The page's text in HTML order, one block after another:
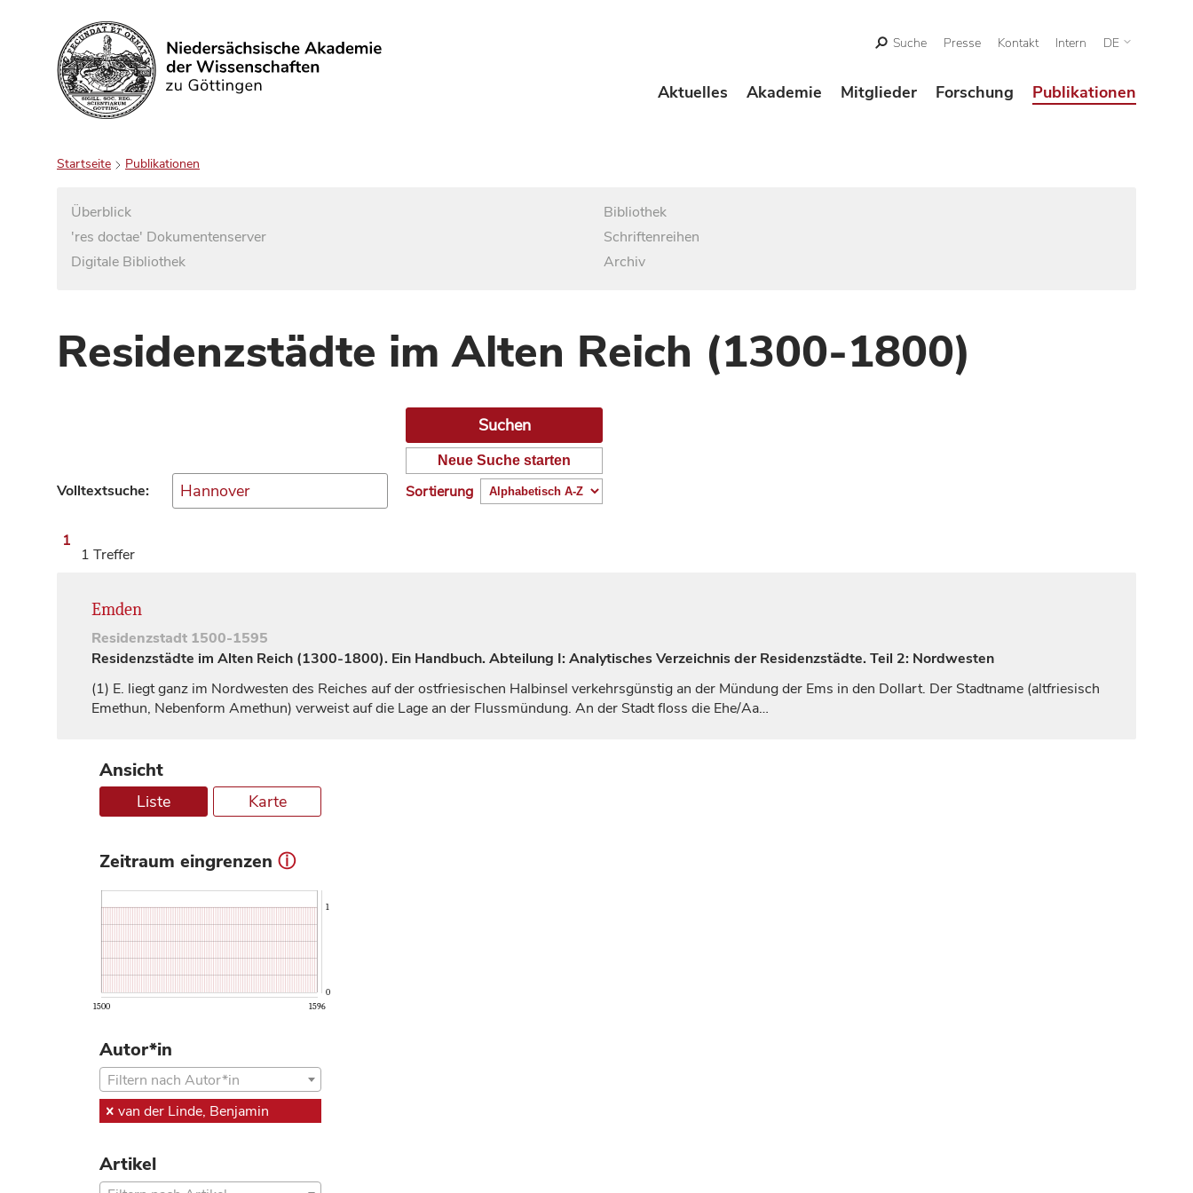
Suchen
Suche Presse Kontakt Intern DE
Aktuelles Akademie Mitglieder Forschung Publikationen
Startseite Publikationen
Überblick
'res doctae' Dokumentenserver
Digitale Bibliothek
Bibliothek
Schriftenreihen
Archiv
Residenzstädte im Alten Reich (1300-1800)
Volltextsuche:
Neue Suche starten
Sortierung
1
1 Treffer
Emden
Residenzstadt 1500-1595
Residenzstädte im Alten Reich (1300-1800). Ein Handbuch. Abteilung I: Analytisches Verzeichnis der Residenzstädte. Teil 2: Nordwesten
(1) E. liegt ganz im Nordwesten des Reiches auf der ostfriesischen Halbinsel verkehrsgünstig an der Mündung der Ems in den Dollart. Der Stadtname (altfriesisch
Emethun, Nebenform Amethun) verweist auf die Lage an der Flussmündung. An der Stadt floss die Ehe/Aa…
Ansicht
Liste Karte
Zeitraum eingrenzen ⓘ
1500 1596
0
1
Autor*in
Filtern nach Autor*in
van der Linde, Benjamin
Artikel